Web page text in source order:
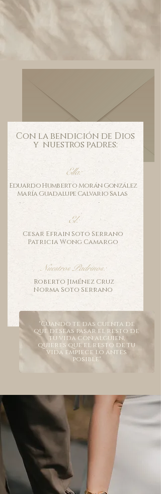
Con la bendición de Dios
y nuestros padres:
Ella:
Eduardo Humberto Morán González
​María Guadalupe Calvario Salas
El:
Cesar Efrain Soto Serrano
Patricia Wong Camargo
Nuestros Padrinos:
Roberto Jiménez Cruz
​Norma Soto Serrano
"Cuando te das cuenta de
que deseas pasar el resto de
tu vida con alguien,
quieres que el resto de tu
vida empiece lo antes
posible"